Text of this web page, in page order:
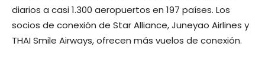
diarios a casi 1.300 aeropuertos en 197 países. Los
socios de conexión de Star Alliance, Juneyao Airlines y
THAI Smile Airways, ofrecen más vuelos de conexión.